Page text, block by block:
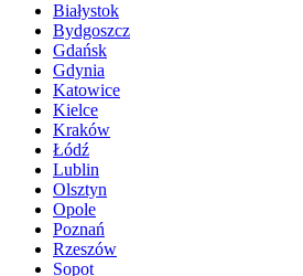
Białystok
Bydgoszcz
Gdańsk
Gdynia
Katowice
Kielce
Kraków
Łódź
Lublin
Olsztyn
Opole
Poznań
Rzeszów
Sopot